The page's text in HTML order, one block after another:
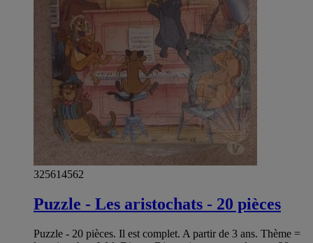
325614562
Puzzle - Les aristochats - 20 pièces
Puzzle - 20 pièces. Il est complet. A partir de 3 ans. Thème =